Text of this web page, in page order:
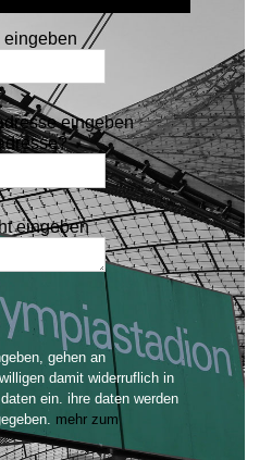
eingeben
eingeben
eingeben
gehen an
damit widerruflich in
ein. ihre daten werden
mehr zum